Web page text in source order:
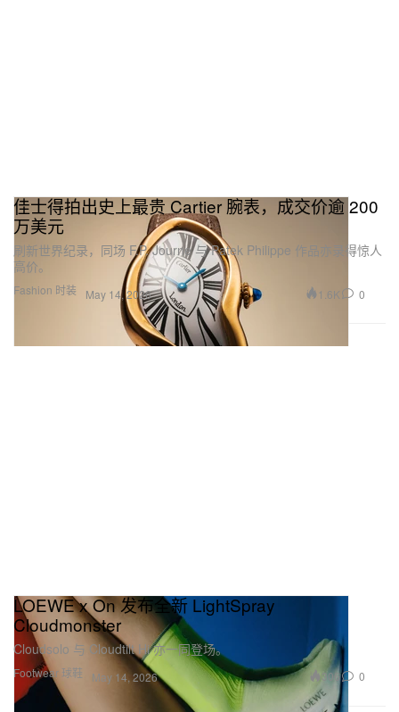
Fashion 时装
佳士得拍出史上最贵 Cartier 腕表，成交价逾 200
万美元
刷新世界纪录，同场 F.P. Journe 与 Patek Philippe 作品亦录得惊人
高价。
May 14, 2026 1.6K 0
Footwear 球鞋
LOEWE x On 发布全新 LightSpray
Cloudmonster
Cloudsolo 与 Cloudtilt Hi 亦一同登场。
May 14, 2026 306 0